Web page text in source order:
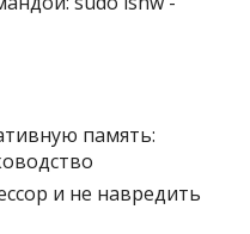
память:
и не навредить